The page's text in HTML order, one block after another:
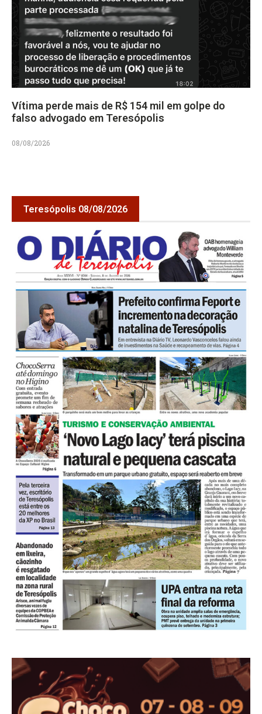
Vítima perde mais de R$ 154 mil em golpe do
falso advogado em Teresópolis
08/08/2026
Teresópolis 08/08/2026